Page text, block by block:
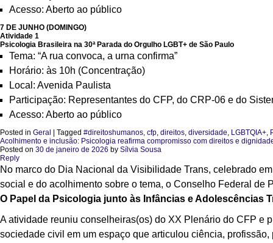
Acesso: Aberto ao público
7 DE JUNHO (DOMINGO)
Atividade 1
Psicologia Brasileira na 30ª Parada do Orgulho LGBT+ de São Paulo
Tema: “A rua convoca, a urna confirma”
Horário: às 10h (Concentração)
Local: Avenida Paulista
Participação: Representantes do CFP, do CRP-06 e do
Acesso: Aberto ao público
Posted in Geral Tagged #direitoshumanos, cfp, direitos, diversidade, LGBTQIA+,
Acolhimento e inclusão: Psicologia reafirma compromisso com direitos e
Posted on 30 de janeiro de 2026 by Sílvia Sousa
Reply
No marco do Dia Nacional da Visibilidade Trans, celebrado
social e do acolhimento sobre o tema, o Conselho Federal
O Papel da Psicologia junto às Infâncias e Adolescências
A atividade reuniu conselheiras(os) do XX Plenário do CFP e
sociedade civil em um espaço que articulou ciência,